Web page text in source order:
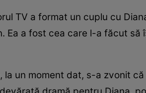
TV a format un cuplu cu
Ea a fost cea care l-a făcut
la un moment dat, s-a zvonit